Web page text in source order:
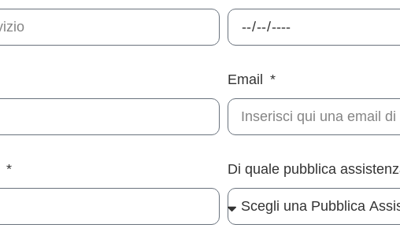
Email
Di quale pubblica